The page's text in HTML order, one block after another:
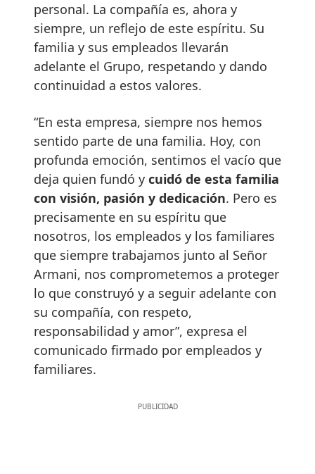
personal. La compañía es, ahora y
siempre, un reflejo de este espíritu. Su
familia y sus empleados llevarán
adelante el Grupo, respetando y dando
continuidad a estos valores.
“En esta empresa, siempre nos hemos
sentido parte de una familia. Hoy, con
profunda emoción, sentimos el vacío que
deja quien fundó y cuidó de esta familia
con visión, pasión y dedicación. Pero es
precisamente en su espíritu que
nosotros, los empleados y los familiares
que siempre trabajamos junto al Señor
Armani, nos comprometemos a proteger
lo que construyó y a seguir adelante con
su compañía, con respeto,
responsabilidad y amor”, expresa el
comunicado firmado por empleados y
familiares.